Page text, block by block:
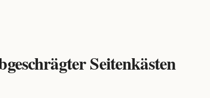
Seitenkästen